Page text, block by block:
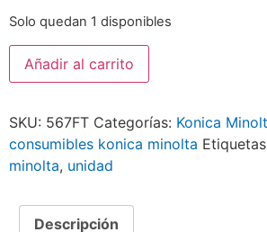
Solo quedan 1 disponibles
Añadir al carrito
SKU: 567FT Categorías: Konica
consumibles konica minolta
minolta, unidad
Descripción